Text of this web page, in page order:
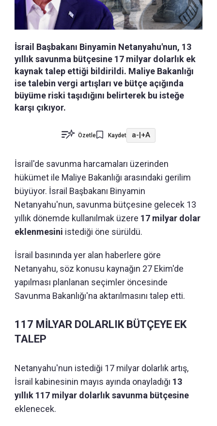
İsrail Başbakanı Binyamin Netanyahu'nun, 13
yıllık savunma bütçesine 17 milyar dolarlık ek
kaynak talep ettiği bildirildi. Maliye Bakanlığı
ise talebin vergi artışları ve bütçe açığında
büyüme riski taşıdığını belirterek bu isteğe
karşı çıkıyor.
Özetle Kaydet a-|+A
İsrail'de savunma harcamaları üzerinden
hükümet ile Maliye Bakanlığı arasındaki gerilim
büyüyor. İsrail Başbakanı Binyamin
Netanyahu'nun, savunma bütçesine gelecek 13
yıllık dönemde kullanılmak üzere 17 milyar dolar
eklenmesini istediği öne sürüldü.
İsrail basınında yer alan haberlere göre
Netanyahu, söz konusu kaynağın 27 Ekim'de
yapılması planlanan seçimler öncesinde
Savunma Bakanlığı'na aktarılmasını talep etti.
117 MİLYAR DOLARLIK BÜTÇEYE EK
TALEP
Netanyahu'nun istediği 17 milyar dolarlık artış,
İsrail kabinesinin mayıs ayında onayladığı 13
yıllık 117 milyar dolarlık savunma bütçesine
eklenecek.